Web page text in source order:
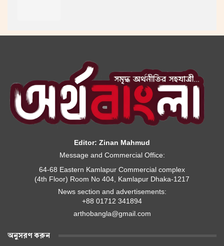
Editor: Zinan Mahmud
Message and Commercial Office:
64-68 Eastern Kamlapur Commercial complex
(4th Floor) Room No 404, Kamlapur Dhaka-1217
News section and advertisements:
+88 01712 341894
arthobangla@gmail.com
অনুসরণ করুন